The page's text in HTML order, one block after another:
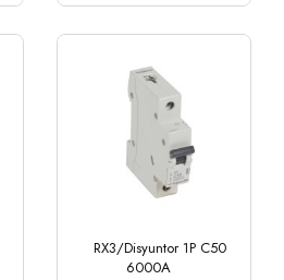
RX3/Disyuntor 1P C50
6000A